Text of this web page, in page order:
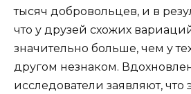
тысяч добровольцев, и в
что у друзей схожих
значительно больше, чем у
другом незнаком.
исследователи заявляют, что